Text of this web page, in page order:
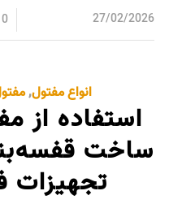
27/02/2026 0 دیدگاه
انواع مفتول,
استفاده از
ساخت
تجهیزات